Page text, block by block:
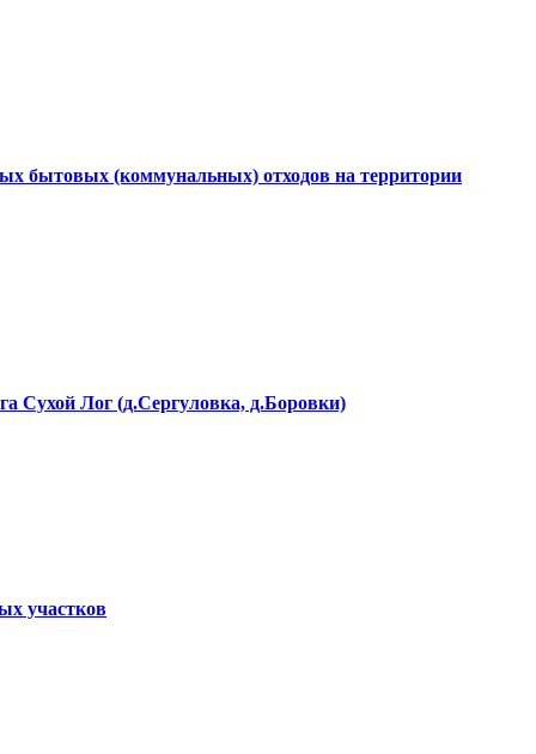
бытовых (коммунальных) отходов на территории
Сухой Лог (д.Сергуловка, д.Боровки)
участков